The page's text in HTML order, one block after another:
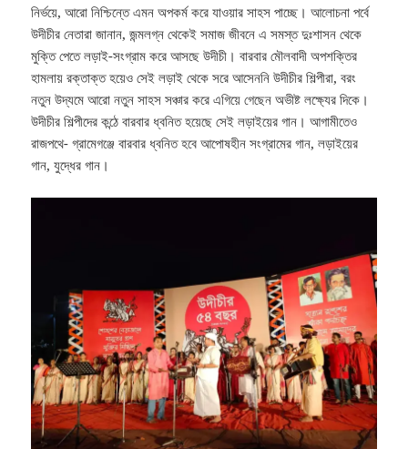
নির্ভয়ে, আরো নিশ্চিন্তে এমন অপকর্ম করে যাওয়ার সাহস পাচ্ছে। আলোচনা পর্বে
উদীচীর নেতারা জানান, জন্মলগ্ন থেকেই সমাজ জীবনে এ সমস্ত দুঃশাসন থেকে
মুক্তি পেতে লড়াই-সংগ্রাম করে আসছে উদীচী। বারবার মৌলবাদী অপশক্তির
হামলায় রক্তাক্ত হয়েও সেই লড়াই থেকে সরে আসেননি উদীচীর শিল্পীরা, বরং
নতুন উদ্যমে আরো নতুন সাহস সঞ্চার করে এগিয়ে গেছেন অভীষ্ট লক্ষ্যের দিকে।
উদীচীর শিল্পীদের কন্ঠে বারবার ধ্বনিত হয়েছে সেই লড়াইয়ের গান। আগামীতেও
রাজপথে- গ্রামেগঞ্জে বারবার ধ্বনিত হবে আপোষহীন সংগ্রামের গান, লড়াইয়ের
গান, যুদ্ধের গান।